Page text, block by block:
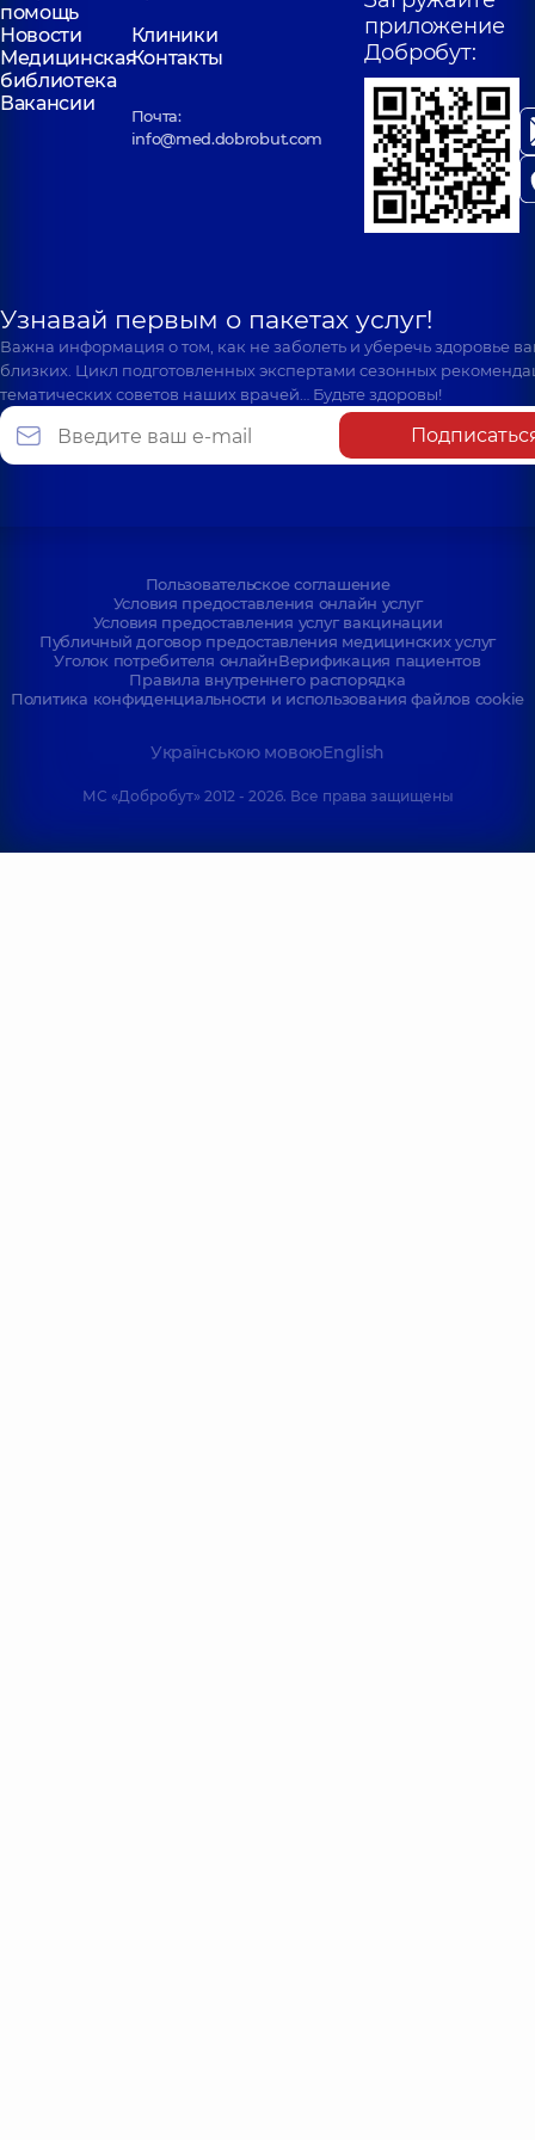
помощь
Новости
Клиники
Медицинская
библиотека
Контакты
Вакансии
Почта:
info@med.dobrobut.com
приложение
Добробут:
Узнавай первым о пакетах услуг!
Важна информация о том, как не заболеть и уберечь здоровье
близких. Цикл подготовленных экспертами сезонных
тематических советов наших врачей… Будьте здоровы!
Пользовательское соглашение
Условия предоставления онлайн услуг
Условия предоставления услуг вакцинации
Публичный договор предоставления медицинских услуг
Уголок потребителя онлайнВерификация пациентов
Правила внутреннего распорядка
Политика конфиденциальности и использования файлов cookie
Українською мовоюEnglish
МС «Добробут» 2012 - 2026. Все права защищены